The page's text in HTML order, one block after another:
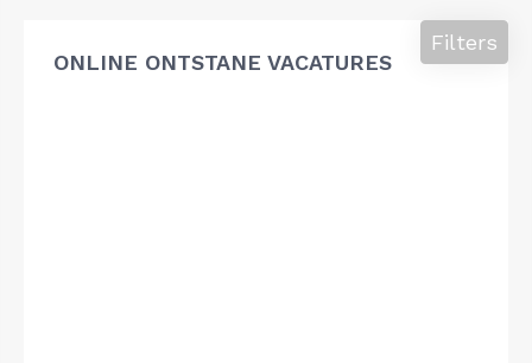
ONLINE ONTSTANE VACATURES
Filters